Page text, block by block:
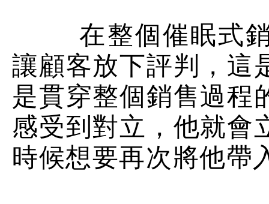
在整個催眠式銷
讓顧客放下評判，這
是貫穿整個銷售過程
感受到對立，他就會
時候想要再次將他帶